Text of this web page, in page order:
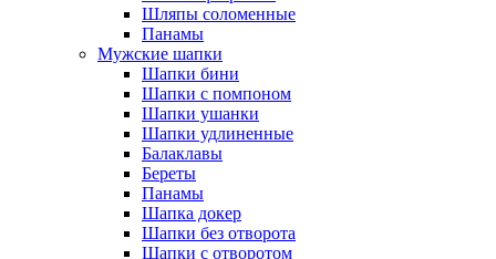
Шляпы соломенные
Панамы
Мужские шапки
Шапки бини
Шапки с помпоном
Шапки ушанки
Шапки удлиненные
Балаклавы
Береты
Панамы
Шапка докер
Шапки без отворота
Шапки с отворотом